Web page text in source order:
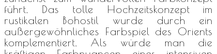
führt. Das tolle Hochzeitskonzept im
rustikalen Bohostil wurde durch ein
außergewöhnliches Farbspiel des Orients
komplementiert. Als würde man die